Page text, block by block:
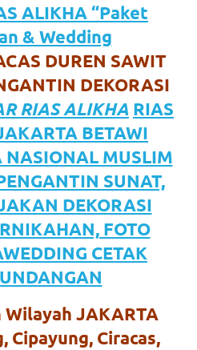
ALIKHA “Paket
& Wedding
DUREN SAWIT
DEKORASI
RIAS ALIKHA RIAS
BETAWI
NASIONAL MUSLIM
SUNAT,
DEKORASI
FOTO
CETAK
JAKARTA
Cipayung, Ciracas,